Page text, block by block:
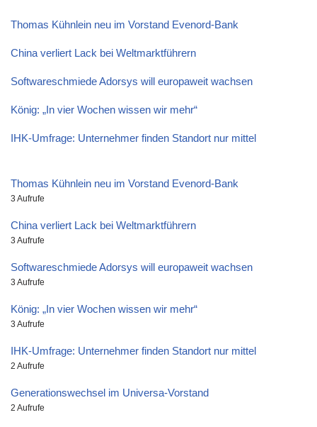
Thomas Kühnlein neu im Vorstand Evenord-Bank
China verliert Lack bei Weltmarktführern
Softwareschmiede Adorsys will europaweit wachsen
König: „In vier Wochen wissen wir mehr“
IHK-Umfrage: Unternehmer finden Standort nur mittel
Thomas Kühnlein neu im Vorstand Evenord-Bank
3 Aufrufe
China verliert Lack bei Weltmarktführern
3 Aufrufe
Softwareschmiede Adorsys will europaweit wachsen
3 Aufrufe
König: „In vier Wochen wissen wir mehr“
3 Aufrufe
IHK-Umfrage: Unternehmer finden Standort nur mittel
2 Aufrufe
Generationswechsel im Universa-Vorstand
2 Aufrufe